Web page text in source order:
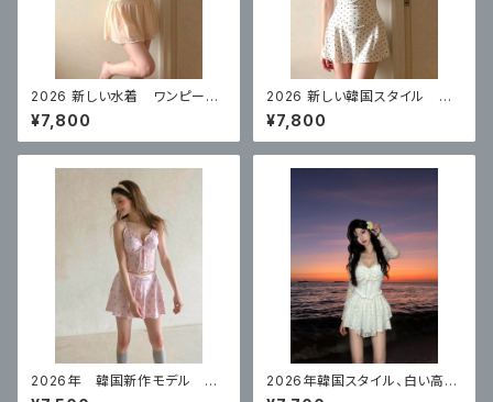
2026 新しい水着 ワンピース
スカートスタイルコンサバティ
ブ ハイエンド 体型カバー
¥7,800
2026 新しい韓国スタイル ワ
ンピーススカートスタイル白水
玉控えめな腹カバー
¥7,800
2026年 韓国新作モデル 高
級スプリットスカート ナイトプ
2026年韓国スタイル、白い高級
レース長袖日焼け止めワンピー